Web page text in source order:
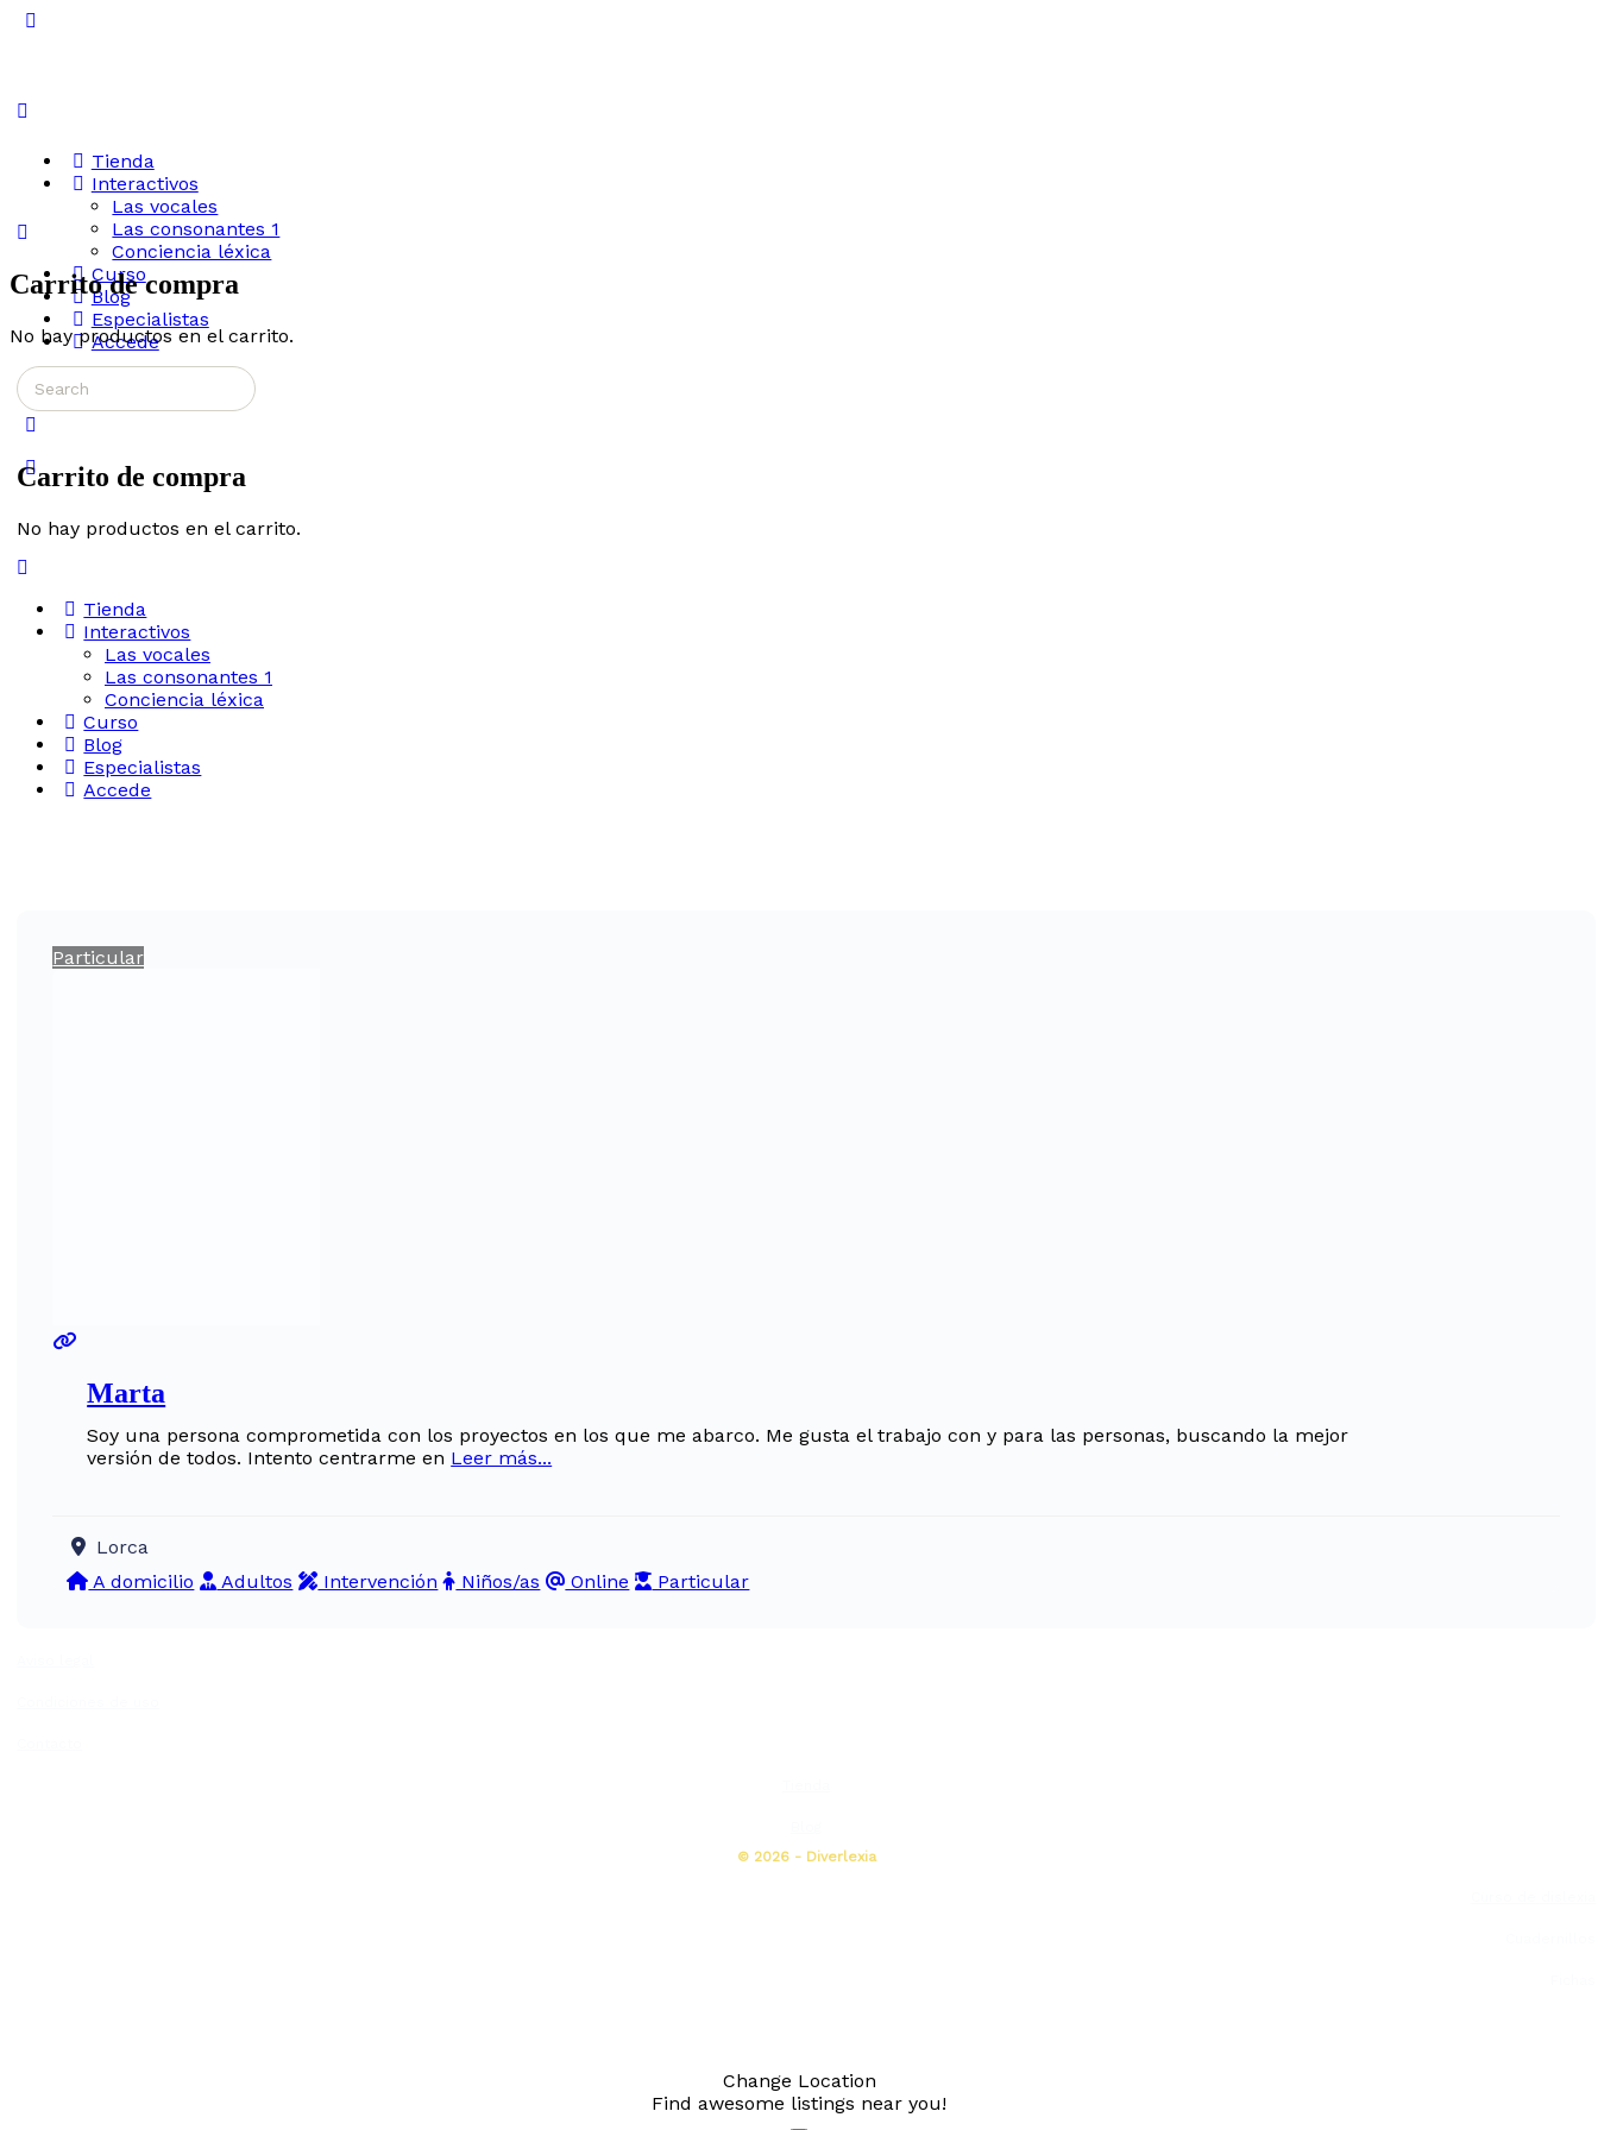
Tienda
Interactivos
Las vocales
Las consonantes 1
Conciencia léxica
Curso
Blog
Especialistas
Accede
More
options
Carrito de compra
No hay productos en el carrito.
Carrito de compra
No hay productos en el carrito.
Search
for:
Tienda
Interactivos
Las vocales
Las consonantes 1
Conciencia léxica
Curso
Blog
Especialistas
Accede
Particular
Marta
Soy una persona comprometida con los proyectos en los que me abarco. Me gusta el trabajo con y para las personas, buscando la mejor
versión de todos. Intento centrarme en Leer más...
Lorca
A domicilio
Adultos Intervención Niños/as Online Particular
© 2026 - Diverlexia
Change Location
Find awesome listings near you!